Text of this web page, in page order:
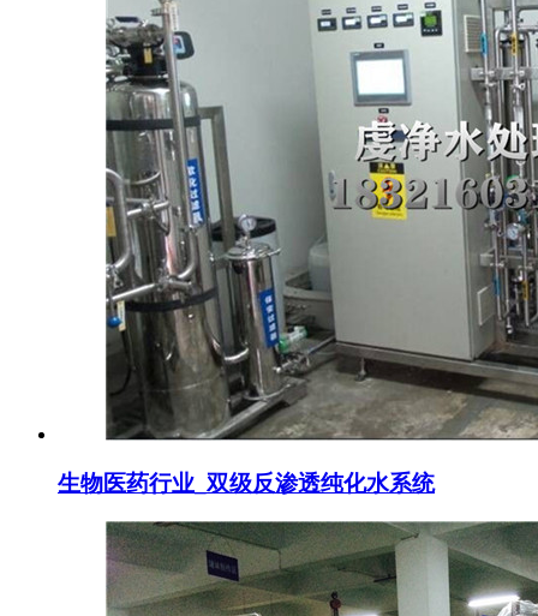
生物医药行业_双级反渗透纯化水系统